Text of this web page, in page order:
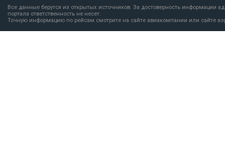
Все данные берутся из открытых источников. За достоверность информации
портала ответственность не несет.
Точную информацию по рейсам смотрите на сайте авиакомпании или сайте